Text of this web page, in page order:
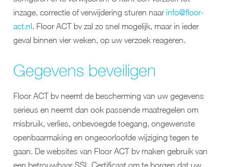
inzage, correctie of verwijdering sturen naar info@floor-
act.nl. Floor ACT bv zal zo snel mogelijk, maar in ieder
geval binnen vier weken, op uw verzoek reageren.
Gegevens beveiligen
Floor ACT bv neemt de bescherming van uw gegevens
serieus en neemt dan ook passende maatregelen om
misbruik, verlies, onbevoegde toegang, ongewenste
open­baarmaking en ongeoorloofde wijziging tegen te
gaan. De websites van Floor ACT bv maken gebruik van
een betrouwbaar SSL Certificaat om te borgen dat uw